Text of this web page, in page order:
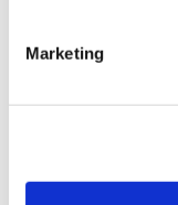
Marketing
2024 (224)